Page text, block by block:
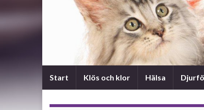
Start Klös och klor Hälsa